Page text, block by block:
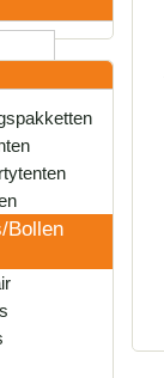
Bollen